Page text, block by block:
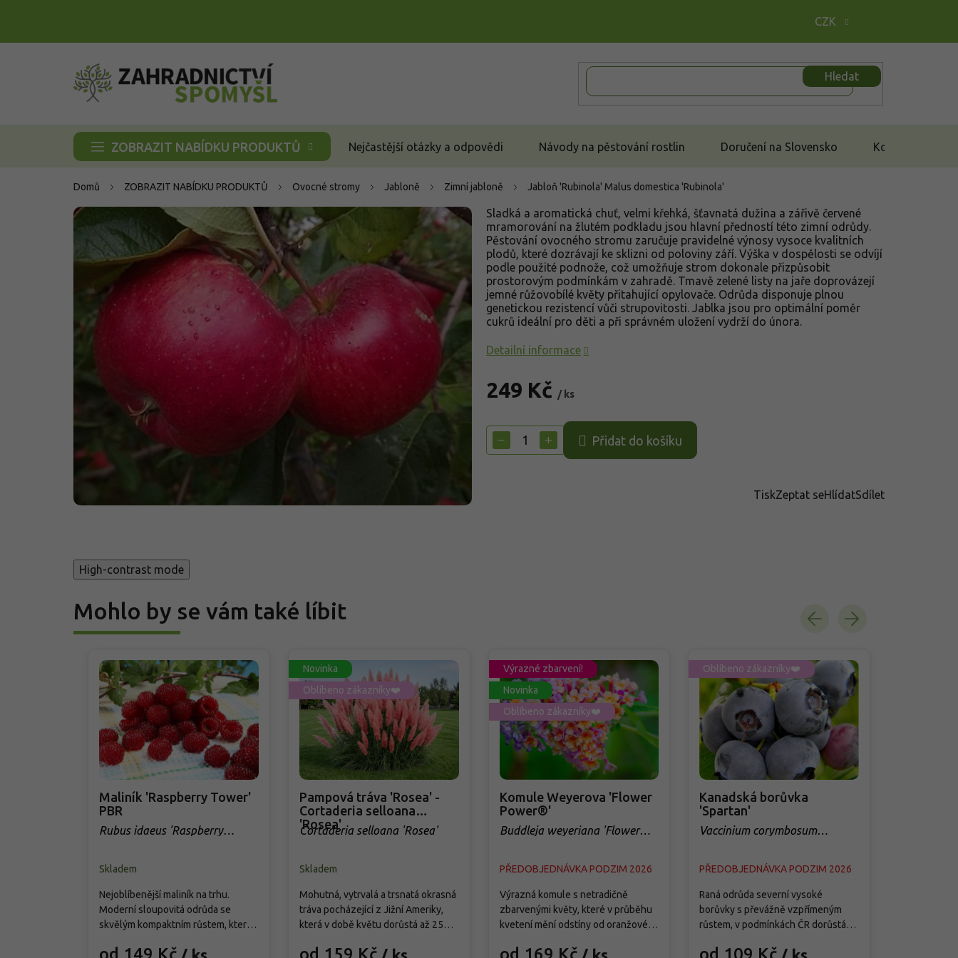
CZK
Hledat
ZOBRAZIT NABÍDKU PRODUKTŮ Nejčastější otázky a odpovědi Návody na pěstování rostlin Doručení na Slovensko Kontakt
Domů ZOBRAZIT NABÍDKU PRODUKTŮ Ovocné stromy Jabloně Zimní jabloně Jabloň 'Rubinola' Malus domestica 'Rubinola'
249 Kč / ks
cena:
+
− Přidat do košíku
Sladká a aromatická chuť, velmi křehká, šťavnatá dužina a zářivě červené
mramorování na žlutém podkladu jsou hlavní předností této zimní odrůdy.
Pěstování ovocného stromu zaručuje pravidelné výnosy vysoce kvalitních
plodů, které dozrávají ke sklizni od poloviny září. Výška v dospělosti se odvíjí
podle použité podnože, což umožňuje strom dokonale přizpůsobit
prostorovým podmínkám v zahradě. Tmavě zelené listy na jaře doprovázejí
jemné růžovobílé květy přitahující opylovače. Odrůda disponuje plnou
genetickou rezistencí vůči strupovitosti. Jablka jsou pro optimální poměr
cukrů ideální pro děti a při správném uložení vydrží do února.
Detailní informace
TiskZeptat seHlídatSdílet
High-contrast mode
Mohlo by se vám také líbit
Maliník 'Raspberry Tower'
PBR
Rubus idaeus 'Raspberry
Skladem
Nejoblíbenější maliník na trhu.
Moderní sloupovitá odrůda se
skvělým kompaktním růstem, která
úrodu velkých, sladkých a
Novinka
Oblíbeno zákazníky❤️
Pampová tráva 'Rosea' -
Cortaderia selloana
'Rosea'
Cortaderia selloana 'Rosea'
Skladem
Mohutná, vytrvalá a trsnatá okrasná
tráva pocházející z Jižní Ameriky,
která v době květu dorůstá až 250
chocholatá květenství světle
Výrazné zbarvení!
Novinka
Oblíbeno zákazníky❤️
Komule Weyerova 'Flower
Power®'
Buddleja weyeriana 'Flower
PŘEDOBJEDNÁVKA PODZIM 2026
Výrazná komule s netradičně
zbarvenými květy, které v průběhu
kvetení mění odstíny od oranžové
od července do září a pravidelně
Oblíbeno zákazníky❤️
Kanadská borůvka
'Spartan'
Vaccinium corymbosum
PŘEDOBJEDNÁVKA PODZIM 2026
Raná odrůda severní vysoké
borůvky s převážně vzpřímeným
růstem, v podmínkách ČR dorůstá
vytváří středně hustý keř s pevnými